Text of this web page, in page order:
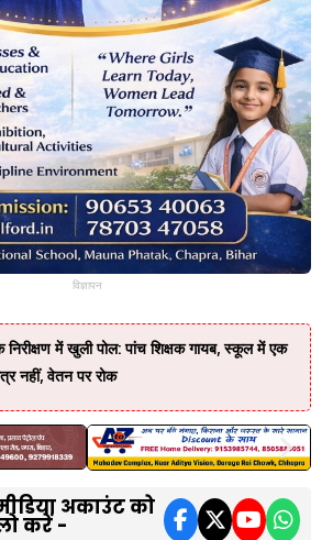
विज्ञापन
में खुली पोल: पांच शिक्षक गायब, स्कूल में एक
नहीं, वेतन पर रोक
अकाउंट को
करें -